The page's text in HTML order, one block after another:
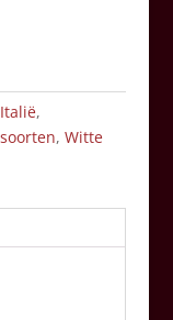
Italië,
, Witte